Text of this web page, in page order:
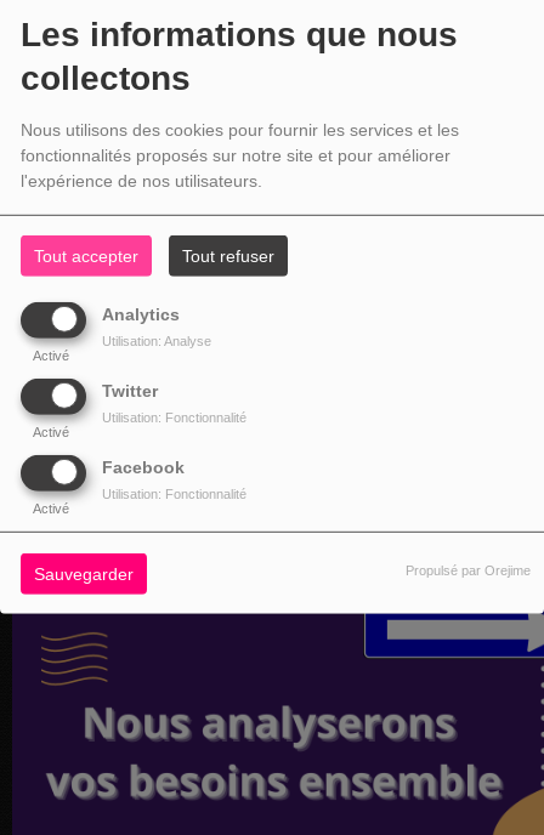
Les informations que nous
collectons
Nous utilisons des cookies pour fournir les services et les
fonctionnalités proposés sur notre site et pour améliorer
l'expérience de nos utilisateurs.
Tout accepter Tout refuser
Analytics
Activé
Utilisation: Analyse
Twitter
Activé
Utilisation: Fonctionnalité
Facebook
Activé
Utilisation: Fonctionnalité
Sauvegarder Propulsé par Orejime